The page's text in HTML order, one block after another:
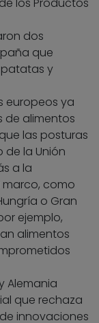
dos
que
y
europeos ya
de alimentos
las posturas
de la Unión
a la
como
o Gran
ejemplo,
alimentos
Alemania
que rechaza
innovaciones